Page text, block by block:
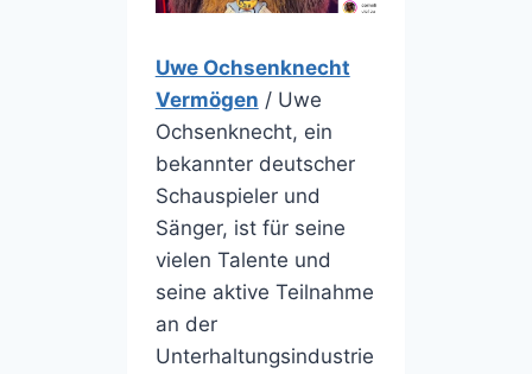
Uwe Ochsenknecht
Vermögen / Uwe
Ochsenknecht, ein
bekannter deutscher
Schauspieler und
Sänger, ist für seine
vielen Talente und
seine aktive Teilnahme
an der
Unterhaltungsindustrie